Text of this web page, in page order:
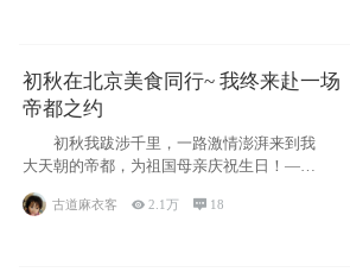
初秋在北京美食同行~ 我终来赴一场
帝都之约
初秋我跋涉千里，一路激情澎湃来到我
大天朝的帝都，为祖国母亲庆祝生日！——
古道麻衣客 2.1万  18